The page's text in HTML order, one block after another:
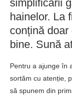
simplificării
hainelor. La
conțină
bine. Sună
Pentru a ajunge în
sortăm cu atenție,
să spunem din